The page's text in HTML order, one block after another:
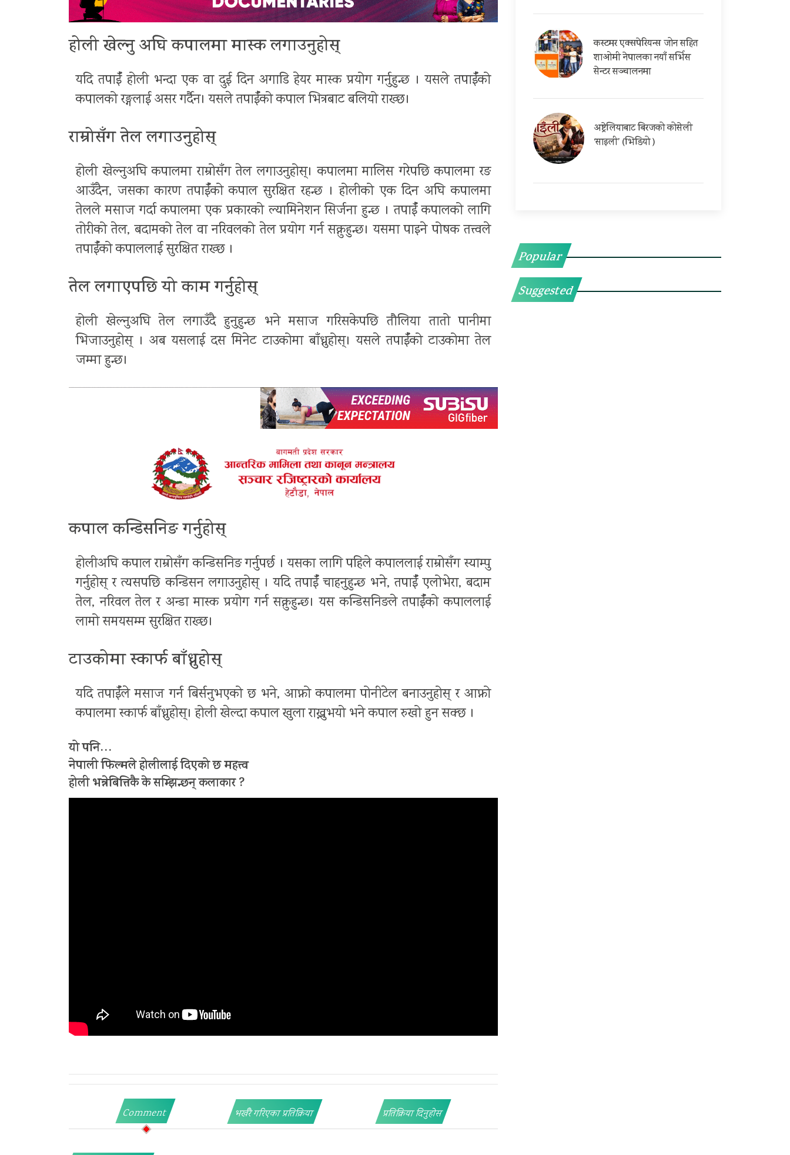
होली खेल्नु अघि कपालमा मास्क लगाउनुहोस्
यदि तपाईँ होली भन्दा एक वा दुई दिन अगाडि हेयर मास्क प्रयोग गर्नुहुन्छ । यसले तपाईँको
कपालको रङ्गलाई असर गर्दैन। यसले तपाईँको कपाल भित्रबाट बलियो राख्छ।
राम्रोसँग तेल लगाउनुहोस्
होली खेल्नुअघि कपालमा राम्रोसँग तेल लगाउनुहोस्। कपालमा मालिस गरेपछि कपालमा रङ
आउँदैन, जसका कारण तपाईँको कपाल सुरक्षित रहन्छ । होलीको एक दिन अघि कपालमा
तेलले मसाज गर्दा कपालमा एक प्रकारको ल्यामिनेशन सिर्जना हुन्छ । तपाईँ कपालको लागि
तोरीको तेल, बदामको तेल वा नरिवलको तेल प्रयोग गर्न सक्नुहुन्छ। यसमा पाइने पोषक तत्त्वले
तपाईँको कपाललाई सुरक्षित राख्छ ।
तेल लगाएपछि यो काम गर्नुहोस्
होली खेल्नुअघि तेल लगाउँदै हुनुहुन्छ भने मसाज गरिसकेपछि तौलिया तातो पानीमा
भिजाउनुहोस् । अब यसलाई दस मिनेट टाउकोमा बाँध्नुहोस्। यसले तपाईँको टाउकोमा तेल
जम्मा हुन्छ।
कपाल कन्डिसनिङ गर्नुहोस्
होलीअघि कपाल राम्रोसँग कन्डिसनिङ गर्नुपर्छ । यसका लागि पहिले कपाललाई राम्रोसँग स्याम्पु
गर्नुहोस् र त्यसपछि कन्डिसन लगाउनुहोस् । यदि तपाईँ चाहनुहुन्छ भने, तपाईँ एलोभेरा, बदाम
तेल, नरिवल तेल र अन्डा मास्क प्रयोग गर्न सक्नुहुन्छ। यस कन्डिसनिङले तपाईँको कपाललाई
लामो समयसम्म सुरक्षित राख्छ।
टाउकोमा स्कार्फ बाँध्नुहोस्
यदि तपाईँले मसाज गर्न बिर्सनुभएको छ भने, आफ्नो कपालमा पोनीटेल बनाउनुहोस् र आफ्नो
कपालमा स्कार्फ बाँध्नुहोस्। होली खेल्दा कपाल खुला राख्नुभयो भने कपाल रुखो हुन सक्छ ।
यो पनि…
नेपाली फिल्मले होलीलाई दिएको छ महत्त्व
होली भन्नेबित्तिकै के सम्झिन्छन् कलाकार ?
Comment भर्खरै गरिएका प्रतिक्रिया प्रतिक्रिया दिनुहोस
कस्टमर एक्सपेरियन्स जोन सहित
शाओमी नेपालका नयाँ सर्भिस
सेन्टर सञ्चालनमा
अष्ट्रेलियाबाट बिरजको कोसेली
‘साइली’ (भिडियो )
Popular
Suggested